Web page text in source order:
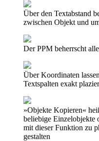
Über den Textabstand
zwischen Objekt und
Der PPM beherrscht
Über Koordinaten
Textspalten exakt
»Objekte Kopieren«
beliebige Einzelobjekte
mit dieser Funktion zu
gestalten